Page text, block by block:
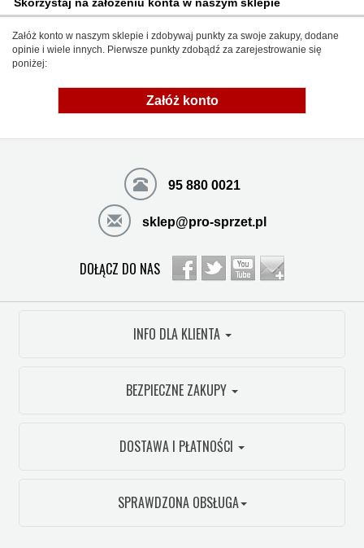
Załóż konto w naszym sklepie i zdobywaj punkty za swoje zakupy, dodane
opinie i wiele innych. Pierwsze punkty zdobądź za zarejestrowanie się
poniżej:
Załóż konto
95 880 0021
sklep@pro-sprzet.pl
DOŁĄCZ DO NAS
INFO DLA KLIENTA
BEZPIECZNE ZAKUPY
DOSTAWA I PŁATNOŚCI
SPRAWDZONA OBSŁUGA